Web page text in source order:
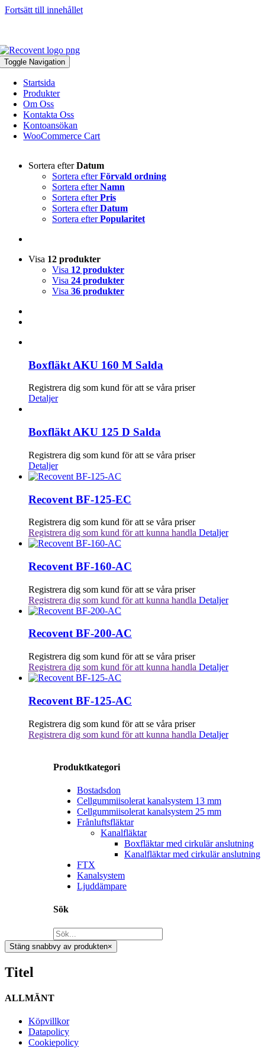
Fortsätt till innehållet
Toggle Navigation
Startsida
Produkter
Om Oss
Kontakta Oss
Kontoansökan
WooCommerce Cart
Sortera efterDatum
Sortera efterFörvald ordning
Sortera efterNamn
Sortera efterPris
Sortera efterDatum
Sortera efterPopularitet
Visa 12 produkter
Visa 12 produkter
Visa 24 produkter
Visa 36 produkter
Boxfläkt AKU 160 M Salda
Registrera dig som kund för att se våra priser
Detaljer
Boxfläkt AKU 125 D Salda
Registrera dig som kund för att se våra priser
Detaljer
Recovent BF-125-EC
Registrera dig som kund för att se våra priser
Registrera dig som kund för att kunna handla Detaljer
Recovent BF-160-AC
Registrera dig som kund för att se våra priser
Registrera dig som kund för att kunna handla Detaljer
Recovent BF-200-AC
Registrera dig som kund för att se våra priser
Registrera dig som kund för att kunna handla Detaljer
Recovent BF-125-AC
Registrera dig som kund för att se våra priser
Registrera dig som kund för att kunna handla Detaljer
Produktkategori
Bostadsdon
Cellgummiisolerat kanalsystem 13 mm
Cellgummiisolerat kanalsystem 25 mm
Frånluftsfläktar
Kanalfläktar
Boxfläktar med cirkulär anslutning
Kanalfläktar med cirkulär anslutning
FTX
Kanalsystem
Ljuddämpare
Sök
Stäng snabbvy av produkten×
Titel
ALLMÄNT
Köpvillkor
Datapolicy
Cookiepolicy